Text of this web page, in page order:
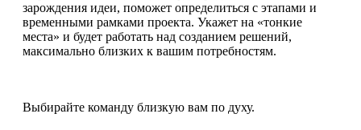
зарождения идеи, поможет определиться с этапами и
временными рамками проекта. Укажет на «тонкие
места» и будет работать над созданием решений,
максимально близких к вашим потребностям.
Выбирайте команду близкую вам по духу.